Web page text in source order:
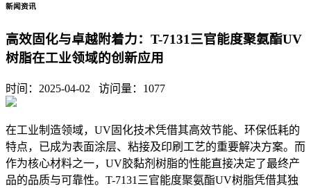
新闻资讯
高效固化与卓越附着力：T-7131三官能度聚氨酯UV
树脂在工业领域的创新应用
时间：2025-04-02 访问量： 1077
在工业制造领域， UV固化技术凭借其高效节能、环保低耗的
特点，已成为表面涂层、粘接及印刷工艺的重要解决方案。而
作为核心材料之一， UV胶黏剂树脂的性能直接决定了最终产
品的品质与可靠性。 T-7131 三官能度聚氨酯UV树脂凭借其独